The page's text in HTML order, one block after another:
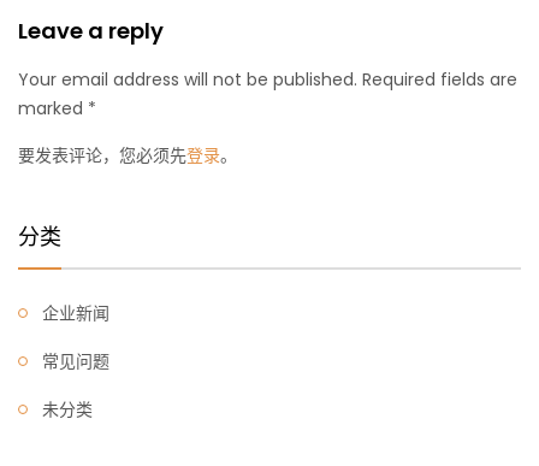
Leave a reply
Your email address will not be published. Required fields are
marked *
要发表评论，您必须先登录。
分类
企业新闻
常见问题
未分类